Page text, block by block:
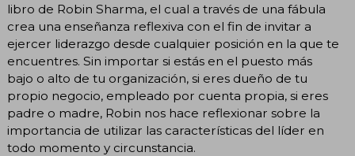
libro de Robin Sharma, el cual a través de una fábula
crea una enseñanza reflexiva con el fin de invitar a
ejercer liderazgo desde cualquier posición en la que te
encuentres. Sin importar si estás en el puesto más
bajo o alto de tu organización, si eres dueño de tu
propio negocio, empleado por cuenta propia, si eres
padre o madre, Robin nos hace reflexionar sobre la
importancia de utilizar las características del líder en
todo momento y circunstancia.